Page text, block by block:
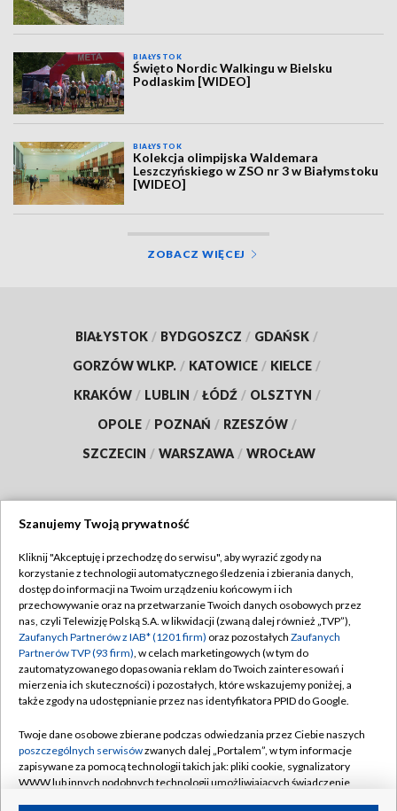
BIAŁYSTOK
Święto Nordic Walkingu w Bielsku
Podlaskim [WIDEO]
BIAŁYSTOK
Kolekcja olimpijska Waldemara
Leszczyńskiego w ZSO nr 3 w Białymstoku
[WIDEO]
ZOBACZ WIĘCEJ
BIAŁYSTOK / BYDGOSZCZ / GDAŃSK /
GORZÓW WLKP. / KATOWICE / KIELCE /
KRAKÓW / LUBLIN / ŁÓDŹ / OLSZTYN /
OPOLE / POZNAŃ / RZESZÓW /
SZCZECIN / WARSZAWA / WROCŁAW
TVP
Abonament TVP
Emisja w TVP
Centrum informacji TVP
Naziemna Telewizja Cyfrowa
Rada Programowa
System NOS
Informacje o nadawcy
Regulamin TVP
Polityka prywatności
Moje zgody
Pomoc
Kontakt
Szanujemy Twoją prywatność
Kliknij "Akceptuję i przechodzę do serwisu", aby wyrazić zgody na
korzystanie z technologii automatycznego śledzenia i zbierania danych,
dostęp do informacji na Twoim urządzeniu końcowym i ich
przechowywanie oraz na przetwarzanie Twoich danych osobowych przez
nas, czyli Telewizję Polską S.A. w likwidacji (zwaną dalej również „TVP”),
Zaufanych Partnerów z IAB* (1201 firm) oraz pozostałych Zaufanych
Partnerów TVP (93 firm), w celach marketingowych (w tym do
zautomatyzowanego dopasowania reklam do Twoich zainteresowań i
mierzenia ich skuteczności) i pozostałych, które wskazujemy poniżej, a
także zgody na udostępnianie przez nas identyfikatora PPID do Google.
Twoje dane osobowe zbierane podczas odwiedzania przez Ciebie naszych
poszczególnych serwisówzwanych dalej „Portalem”, w tym informacje
zapisywane za pomocą technologii takich jak: pliki cookie, sygnalizatory
WWW lub innych podobnych technologii umożliwiających świadczenie